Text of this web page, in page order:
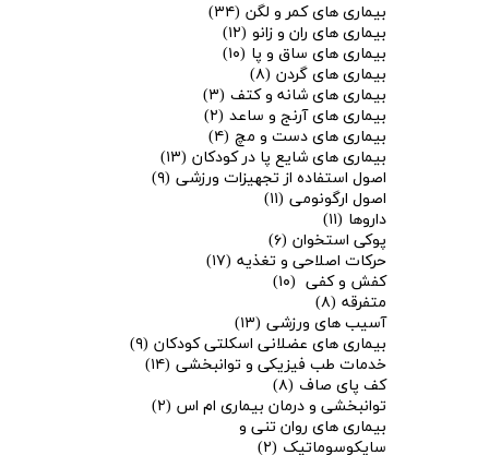
بیماری های کمر و لگن (۳۴)
بیماری های ران و زانو (۱۲)
بیماری های ساق و پا (۱۰)
بیماری های گردن (۸)
بیماری های شانه و کتف (۳)
بیماری های آرنج و ساعد (۲)
بیماری های دست و مچ (۴)
بیماری های شایع پا در کودکان (۱۳)
اصول استفاده از تجهیزات ورزشی (۹)
اصول ارگونومی (۱۱)
داروها (۱۱)
پوکی استخوان (۶)
حرکات اصلاحی و تغذیه (۱۷)
کفش و کفی (۱۰)
متفرقه (۸)
آسیب های ورزشی (۱۳)
بیماری های عضلانی اسکلتی کودکان (۹)
خدمات طب فیزیکی و توانبخشی (۱۴)
کف پای صاف (۸)
توانبخشی و درمان بیماری ام اس (۲)
بیماری های روان تنی و
سایکوسوماتیک (۲)